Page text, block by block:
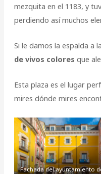
mezquita en el 1183, y
perdiendo así muchos
Si le damos la espalda a
de vivos colores que
Esta plaza es el lugar
mires dónde mires
Fachada del ayuntamiento